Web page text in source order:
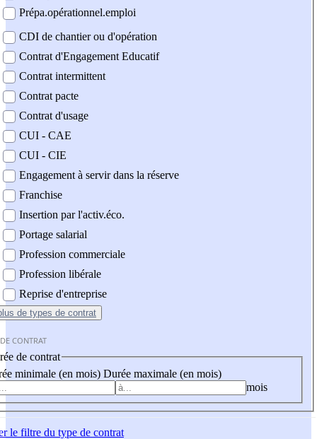
Prépa.opérationnel.emploi
CDI de chantier ou d'opération
Contrat d'Engagement Educatif
Contrat intermittent
Contrat pacte
Contrat d'usage
CUI - CAE
CUI - CIE
Engagement à servir dans la réserve
Franchise
Insertion par l'activ.éco.
Portage salarial
Profession commerciale
Profession libérale
Reprise d'entreprise
de types de contrat
CONTRAT
de contrat
minimale (en mois) Durée maximale (en mois)
mois
le filtre du type de contrat